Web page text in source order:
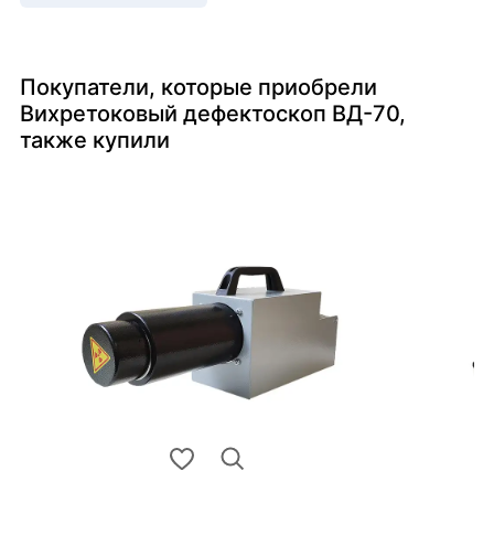
Покупатели, которые приобрели
Вихретоковый дефектоскоп ВД-70,
также купили